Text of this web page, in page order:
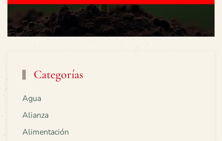
Categorías
Agua
Alianza
Alimentación